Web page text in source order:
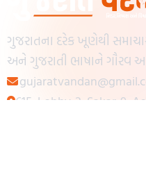
ગુજરાતના દરેક ખૂણેથી
અને ગુજરાતી ભાષાને ગૌરવ
615, Lobby-2, Sakar-9,